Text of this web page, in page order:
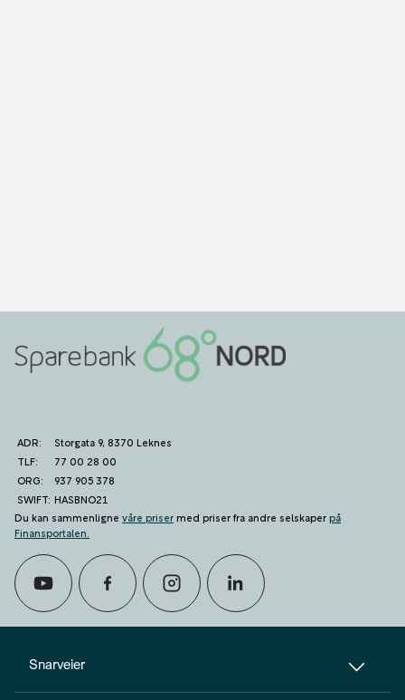
Snarveier
ADR:
Storgata 9, 8370 Leknes
TLF:
77 00 28 00
ORG:
937 905 378
SWIFT: HASBNO21
Du kan sammenligne våre prisermed priser fra andre selskaperpå
Finansportalen